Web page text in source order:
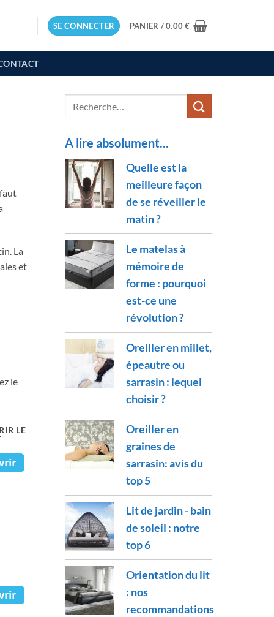
SE CONNECTER PANIER /0.00€
La
et
le
LE
A lire absolument...
Quelle est la
meilleure façon
de se réveiller le
matin ?
Le matelas à
mémoire de
forme : pourquoi
est-ce une
révolution ?
Oreiller en millet,
épeautre ou
sarrasin : lequel
choisir ?
Oreiller en
graines de
sarrasin: avis du
top 5
Lit de jardin - bain
de soleil : notre
top 6
Orientation du lit
: nos
recommandations